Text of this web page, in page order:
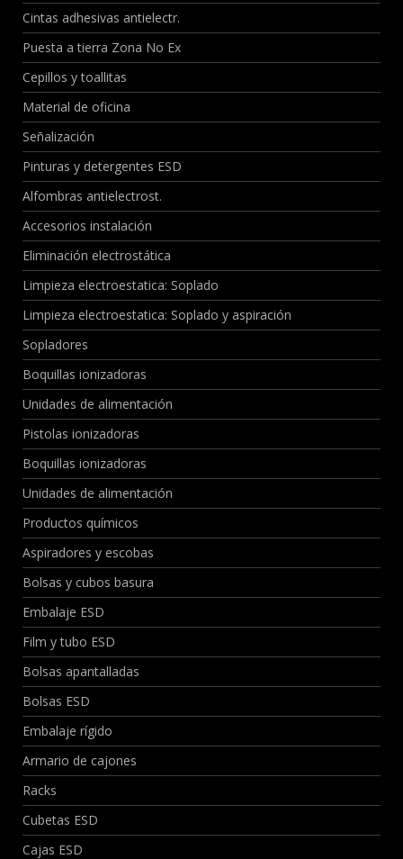
Cintas adhesivas antielectr.
Puesta a tierra Zona No Ex
Cepillos y toallitas
Material de oficina
Señalización
Pinturas y detergentes ESD
Alfombras antielectrost.
Accesorios instalación
Eliminación electrostática
Limpieza electroestatica: Soplado
Limpieza electroestatica: Soplado y aspiración
Sopladores
Boquillas ionizadoras
Unidades de alimentación
Pistolas ionizadoras
Boquillas ionizadoras
Unidades de alimentación
Productos químicos
Aspiradores y escobas
Bolsas y cubos basura
Embalaje ESD
Film y tubo ESD
Bolsas apantalladas
Bolsas ESD
Embalaje rígido
Armario de cajones
Racks
Cubetas ESD
Cajas ESD